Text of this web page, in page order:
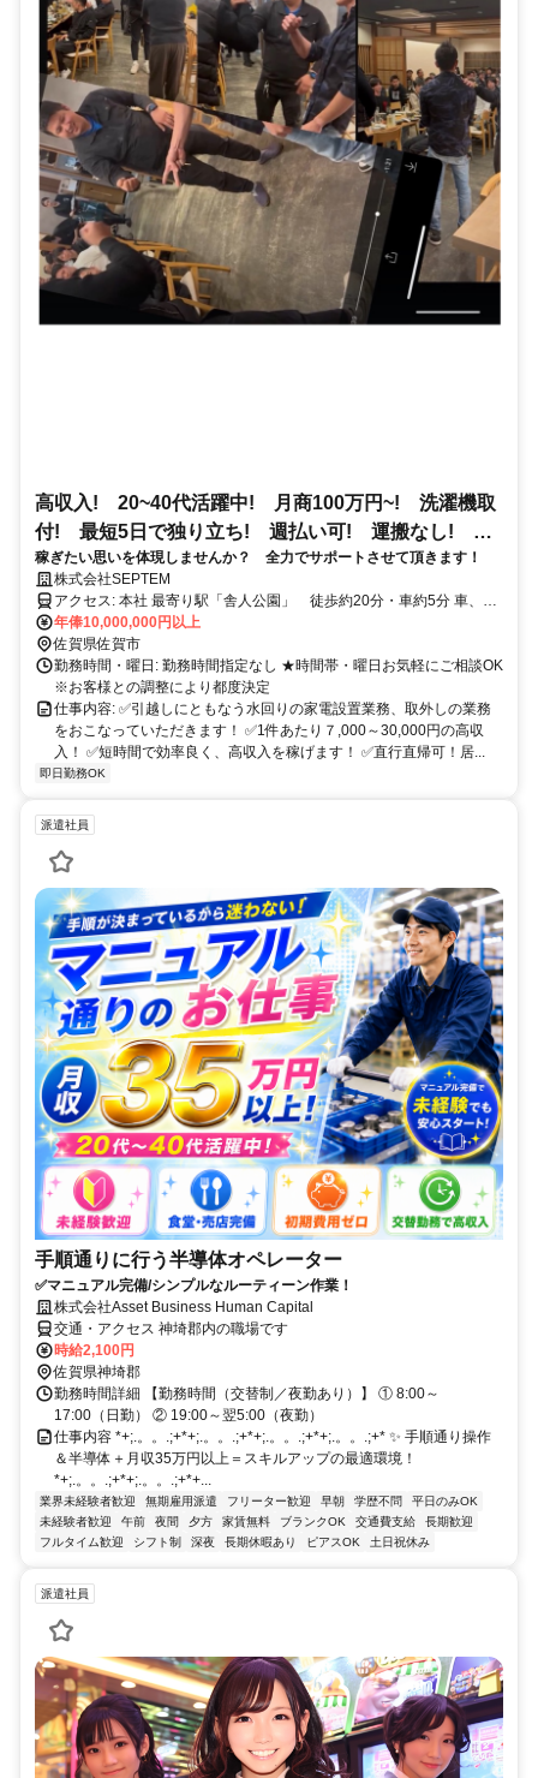
高収入! 20~40代活躍中! 月商100万円~! 洗濯機取
付! 最短5日で独り立ち! 週払い可! 運搬なし! 直
行直帰!
稼ぎたい思いを体現しませんか？ 全力でサポートさせて頂きます！
株式会社SEPTEM
アクセス: 本社 最寄り駅「舎人公園」 徒歩約20分・車約5分 車、バ
イクどちらかお持ちの方 お持ちでない方はリースなどご相談に乗り
ます
年俸10,000,000円以上
佐賀県佐賀市
勤務時間・曜日: 勤務時間指定なし ★時間帯・曜日お気軽にご相談OK
※お客様との調整により都度決定
仕事内容: ✅引越しにともなう水回りの家電設置業務、取外しの業務
をおこなっていただきます！ ✅1件あたり７,000～30,000円の高収
入！ ✅短時間で効率良く、高収入を稼げます！ ✅直行直帰可！居...
即日勤務OK
派遣社員
手順通りに行う半導体オペレーター
✅マニュアル完備/シンプルなルーティーン作業！
株式会社Asset Business Human Capital
交通・アクセス 神埼郡内の職場です
時給2,100円
佐賀県神埼郡
勤務時間詳細 【勤務時間（交替制／夜勤あり）】 ① 8:00～
17:00（日勤） ② 19:00～翌5:00（夜勤）
仕事内容 *+;.。。.;+*+;.。。.;+*+;.。。.;+*+;.。。.;+* ✨ 手順通り操作
＆半導体＋月収35万円以上＝スキルアップの最適環境！
*+;.。。.;+*+;.。。.;+*+...
業界未経験者歓迎 無期雇用派遣 フリーター歓迎 早朝 学歴不問
平日のみOK
未経験者歓迎
午前 夜間 夕方 家賃無料 ブランクOK 交通費支給
長期歓迎
フルタイム歓迎
シフト制 深夜 長期休暇あり ピアスOK 土日祝休み
派遣社員